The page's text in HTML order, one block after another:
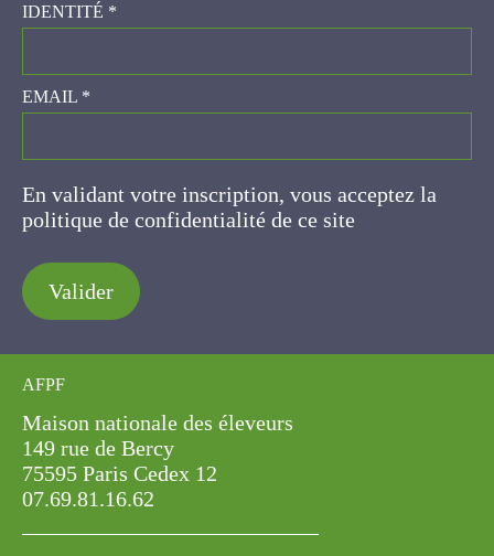
IDENTITÉ*
EMAIL*
En validant votre inscription, vous acceptez la
politique de confidentialité de ce site
Valider
AFPF
Maison nationale des éleveurs
149 rue de Bercy
75595 Paris Cedex 12
07.69.81.16.62